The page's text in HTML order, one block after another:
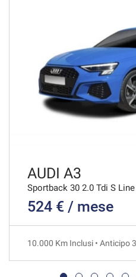
48 Mesi
1.033€/mese
1.040€/mese
36 Mesi
AUDI A3
Sportback 30 2.0 Tdi S
524 € / mese
10.000 Km Inclusi • Anticipo